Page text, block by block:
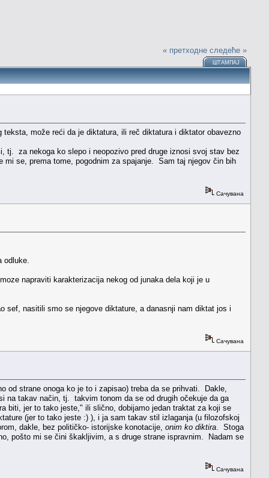
« претходне следеће »
ШТАМПАЈ
može reći da je diktatura, ili reč diktatura i diktator obavezno
tj. za nekoga ko slepo i neopozivo pred druge iznosi svoj stav bez
mi se, prema tome, pogodnim za spajanje. Sam taj njegov čin bih
Сачувана
napraviti karakterizacija nekog od junaka dela koji je u
sef, nasitili smo se njegove diktature, a danasnji nam diktat jos i
Сачувана
od strane onoga ko je to i zapisao) treba da se prihvati. Dakle,
na takav način, tj. takvim tonom da se od drugih očekuje da ga
biti, jer to tako jeste," ili slično, dobijamo jedan traktat za koji se
(jer to tako jeste :) ), i ja sam takav stil izlaganja (u filozofskoj
dakle, bez političko- istorijske konotacije, onim ko diktira . Stoga
pošto mi se čini škakljivim, a s druge strane ispravnim. Nadam se
Сачувана